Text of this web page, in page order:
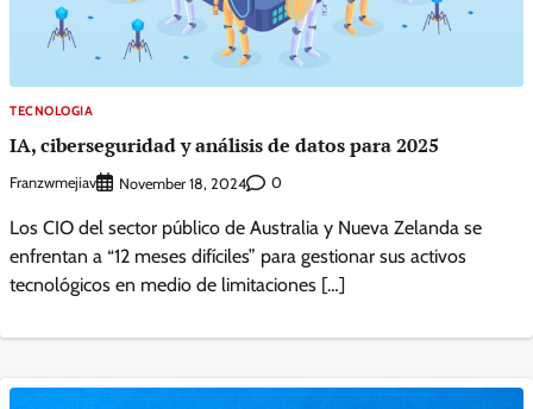
TECNOLOGIA
IA, ciberseguridad y análisis de datos para 2025
Franzwmejiav November 18, 2024 0
Los CIO del sector público de Australia y Nueva Zelanda se
enfrentan a “12 meses difíciles” para gestionar sus activos
tecnológicos en medio de limitaciones […]